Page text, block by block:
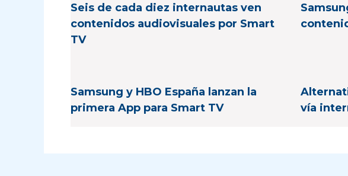
Seis de cada diez internautas ven
contenidos audiovisuales por Smart
TV
Samsung y HBO España lanzan la
primera App para Smart TV
vía